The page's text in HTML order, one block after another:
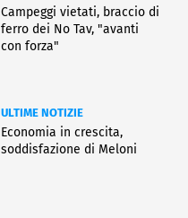
Campeggi vietati, braccio di
ferro dei No Tav, "avanti
con forza"
ULTIME NOTIZIE
Economia in crescita,
soddisfazione di Meloni